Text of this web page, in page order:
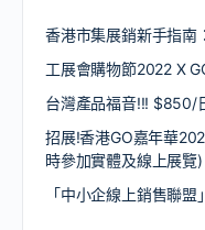
香港市集展銷新手指南
工展會購物節2022 X
台灣產品福音!!! $850/
招展!香港GO嘉年華
時參加實體及線上展覽)
「中小企線上銷售聯